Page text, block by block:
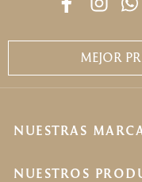
MEJOR
NUESTRAS
NUESTROS